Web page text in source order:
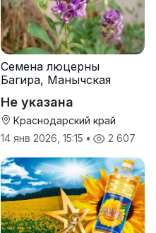
Семена люцерны
Багира, Манычская
Не указана
Краснодарский край
14 янв 2026, 15:15 • 2 607